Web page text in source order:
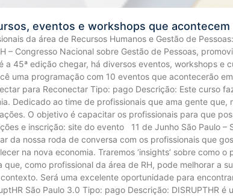
eventos e workshops que acontecem
da área de Recursos Humanos e Gestão de
– Congresso Nacional sobre Gestão de Pessoas,
a 45ª edição chegar, há diversos eventos, workshops
uma programação com 10 eventos que acontecerão
para Reconectar Tipo: pago Descrição: Este curso
Dedicado ao time de profissionais que ama gente
O objetivo é capacitar os profissionais para que
e inscrição: site do evento 11 de Junho São Paulo –
da nossa roda de conversa com os profissionais que
na nova economia. Traremos ‘insights’ sobre como
que, como profissional da área de RH, pode melhorar a
Será uma excelente oportunidade para
São Paulo 3.0 Tipo: pago Descrição: DISRUPTHR